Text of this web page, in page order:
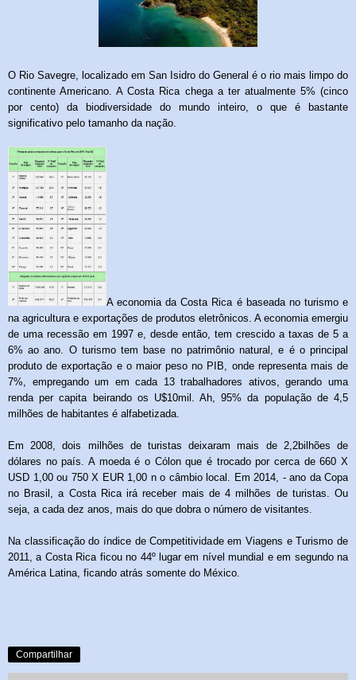
O Rio Savegre, localizado em San Isidro do General é o rio mais limpo do
continente Americano. A Costa Rica chega a ter atualmente 5% (cinco
por cento) da biodiversidade do mundo inteiro, o que é bastante
significativo pelo tamanho da nação.
A economia da Costa Rica é baseada no turismo e
na agricultura e exportações de produtos eletrônicos. A economia emergiu
de uma recessão em 1997 e, desde então, tem crescido a taxas de 5 a
6% ao ano. O turismo tem base no patrimônio natural, e é o principal
produto de exportação e o maior peso no PIB, onde representa mais de
7%, empregando um em cada 13 trabalhadores ativos, gerando uma
renda per capita beirando os U$10mil. Ah, 95% da população de 4,5
milhões de habitantes é alfabetizada.
Em 2008, dois milhões de turistas deixaram mais de 2,2bilhões de
dólares no país. A moeda é o Cólon que é trocado por cerca de 660 X
USD 1,00 ou 750 X EUR 1,00 n o câmbio local. Em 2014, - ano da Copa
no Brasil, a Costa Rica irá receber mais de 4 milhões de turistas. Ou
seja, a cada dez anos, mais do que dobra o número de visitantes.
Na classificação do índice de Competitividade em Viagens e Turismo de
2011, a Costa Rica ficou no 44º lugar em nível mundial e em segundo na
América Latina, ficando atrás somente do México.
Compartilhar